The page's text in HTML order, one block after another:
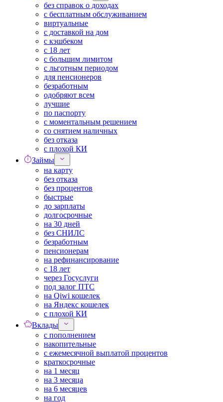
без справок о доходах
с бесплатным обслуживанием
виртуальные
с доставкой на дом
с кэшбеком
с 18 лет
с большим лимитом
с льготным периодом
для пенсионеров
безработным
одобряют всем
лучшие
по паспорту
с моментальным решением
со снятием наличных
без отказа
с плохой КИ
Займы
на карту
без отказа
без процентов
быстрые
до зарплаты
долгосрочные
на 30 дней
без СНИЛС
безработным
пенсионерам
на рефинансирование
с 18 лет
через Госуслуги
под залог ПТС
на Qiwi кошелек
на Яндекс кошелек
с плохой КИ
Вклады
с пополнением
накопительные
с ежемесячной выплатой процентов
краткосрочные
на 1 месяц
на 3 месяца
на 6 месяцев
на год